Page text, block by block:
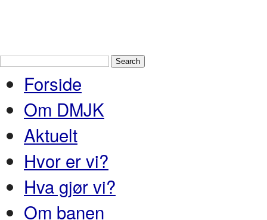
Forside
Om DMJK
Aktuelt
Hvor er vi?
Hva gjør vi?
Om banen